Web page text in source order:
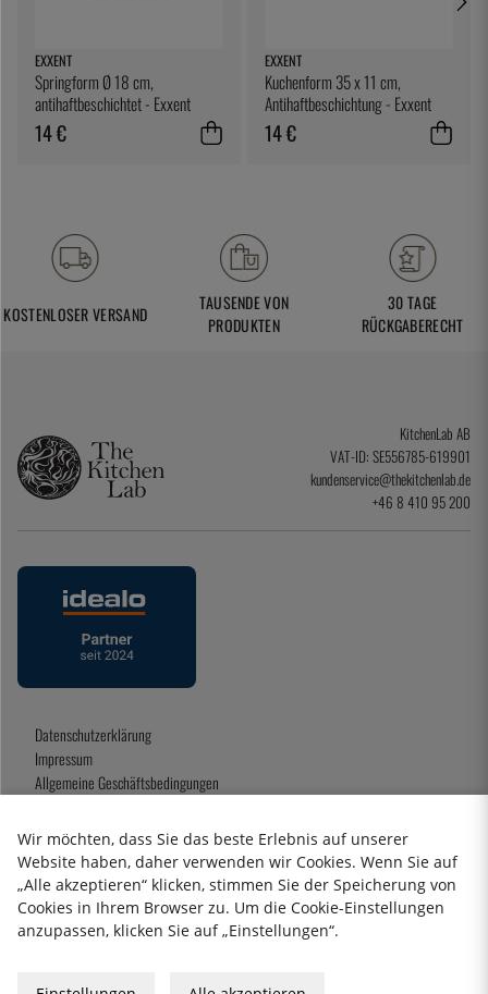
EXXENT
Springform Ø 18 cm,
antihaftbeschichtet - Exxent
14 €
EXXENT
Kuchenform 35 x 11 cm,
Antihaftbeschichtung - Exxent
14 €
KOSTENLOSER VERSAND
TAUSENDE VON
PRODUKTEN
30 TAGE
RÜCKGABERECHT
KitchenLab AB
VAT-ID: SE556785-619901
kundenservice@thekitchenlab.de
+46 8 410 95 200
Datenschutzerklärung
Impressum
Allgemeine Geschäftsbedingungen
2026 KitchenLab AB
Wir möchten, dass Sie das beste Erlebnis auf unserer
Website haben, daher verwenden wir Cookies. Wenn Sie auf
„Alle akzeptieren“ klicken, stimmen Sie der Speicherung von
Cookies in Ihrem Browser zu. Um die Cookie-Einstellungen
anzupassen, klicken Sie auf „Einstellungen“.